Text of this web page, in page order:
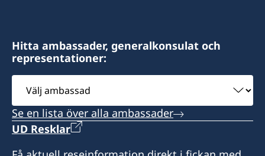
Hitta ambassader, generalkonsulat och
representationer:
Välj
ambassad
Se en lista över alla ambassader
UD Resklar